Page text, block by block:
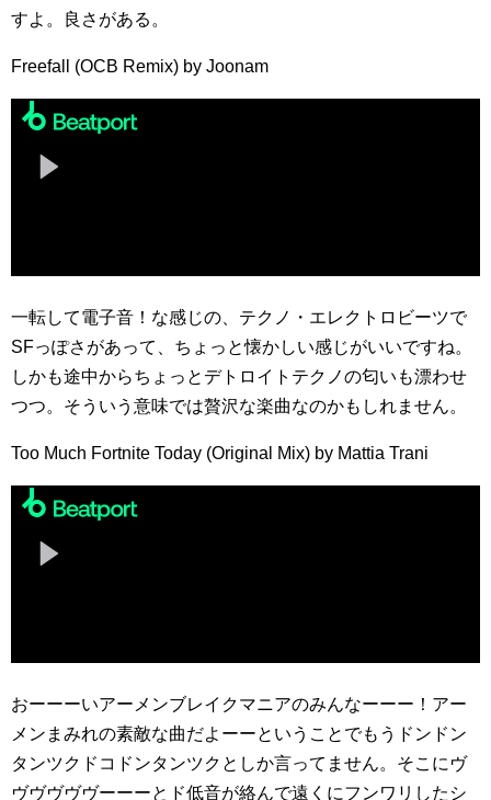
すよ。良さがある。
Freefall (OCB Remix) by Joonam
一転して電子音！な感じの、テクノ・エレクトロビーツで
SFっぽさがあって、ちょっと懐かしい感じがいいですね。
しかも途中からちょっとデトロイトテクノの匂いも漂わせ
つつ。そういう意味では贅沢な楽曲なのかもしれません。
Too Much Fortnite Today (Original Mix) by Mattia Trani
おーーーいアーメンブレイクマニアのみんなーーー！アー
メンまみれの素敵な曲だよーーということでもうドンドン
タンツクドコドンタンツクとしか言ってません。そこにヴ
ヴヴヴヴヴーーーとド低音が絡んで遠くにフンワリしたシ